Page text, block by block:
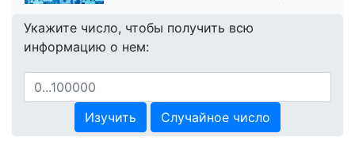
Укажите число, чтобы получить всю
информацию о нем:
Изучить Случайное число